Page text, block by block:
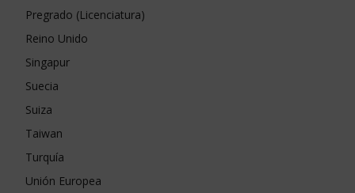
Pregrado (Licenciatura)
Reino Unido
Singapur
Suecia
Suiza
Taiwan
Turquía
Unión Europea